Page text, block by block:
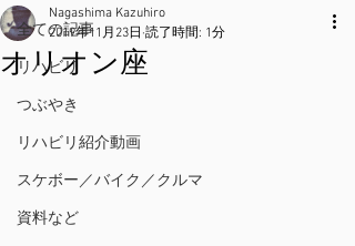
全ての記事
リハビリ
つぶやき
リハビリ紹介動画
スケボー／バイク／クルマ
資料など
オリオン座
Nagashima Kazuhiro
2019年11月23日 読了時間: 1分